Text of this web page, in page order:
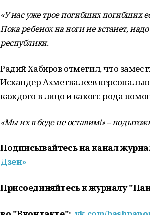
«У нас уже трое погибших погибших
Пока ребенок на ноги не встанет,
республики.
Радий Хабиров отметил, что
Искандер Ахметвалеев
каждого в лицо и какого рода
«Мы их в беде не оставим!» –
Подписывайтесь на канал
Дзен»
Присоединяйтесь к журналу